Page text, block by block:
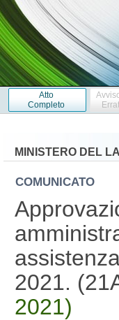
Atto
Completo
MINISTERO DEL
COMUNICATO
2021.
2021)